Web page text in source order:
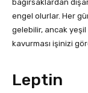
bağırsaklardan
engel olurlar. Her
gelebilir, ancak
kavurması işinizi
Leptin